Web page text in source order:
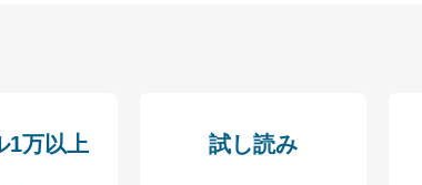
1万以上 試し読み